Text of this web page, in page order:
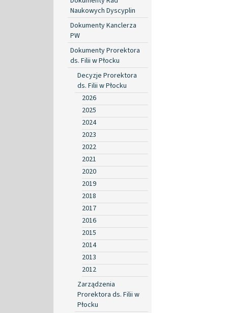
Naukowych Dyscyplin
Dokumenty Kanclerza
PW
Dokumenty Prorektora
ds. Filii w Płocku
Decyzje Prorektora
ds. Filii w Płocku
2026
2025
2024
2023
2022
2021
2020
2019
2018
2017
2016
2015
2014
2013
2012
Zarządzenia
Prorektora ds. Filii w
Płocku